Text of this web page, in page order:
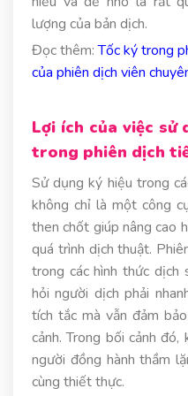
lượng của bản dịch.
Đọc thêm:Tốc ký trong
của phiên dịch viên
Lợi ích của việc sử
trong phiên dịch
Sử dụng ký hiệu trong
không chỉ là một công
then chốt giúp nâng cao
quá trình dịch thuật.
trong các hình thức dịch
hỏi người dịch phải
tích tắc mà vẫn đảm
cảnh. Trong bối cảnh
người đồng hành thầm
cùng thiết thực.